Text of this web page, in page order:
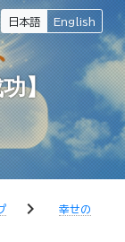
日本語 English
】
chevron_right
幸せの